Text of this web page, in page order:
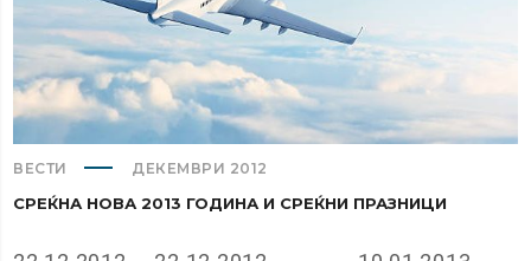
ВЕСТИ ДЕКЕМВРИ 2012
СРЕЌНА НОВА 2013 ГОДИНА И СРЕЌНИ ПРАЗНИЦИ